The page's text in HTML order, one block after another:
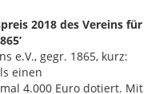
2018 des Vereins für
e.V., gegr. 1865, kurz:
einen
4.000 Euro dotiert. Mit